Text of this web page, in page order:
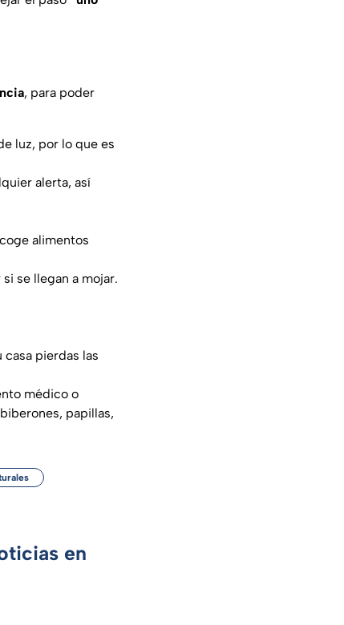
, para poder
luz, por lo que es
alerta, así
alimentos
se llegan a mojar.
pierdas las
médico o
papillas,
en